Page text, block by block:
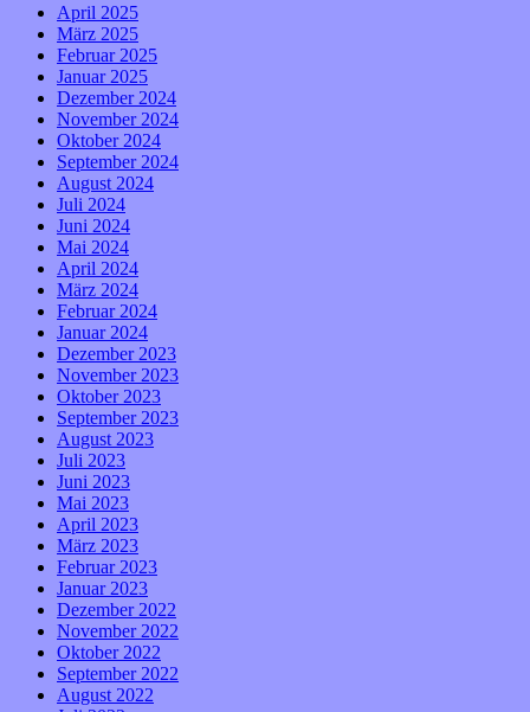
April 2025
März 2025
Februar 2025
Januar 2025
Dezember 2024
November 2024
Oktober 2024
September 2024
August 2024
Juli 2024
Juni 2024
Mai 2024
April 2024
März 2024
Februar 2024
Januar 2024
Dezember 2023
November 2023
Oktober 2023
September 2023
August 2023
Juli 2023
Juni 2023
Mai 2023
April 2023
März 2023
Februar 2023
Januar 2023
Dezember 2022
November 2022
Oktober 2022
September 2022
August 2022